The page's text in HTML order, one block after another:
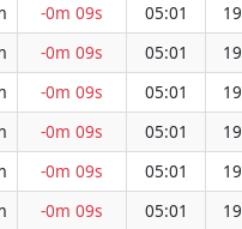
-0m 09s 05:01
-0m 09s 05:01
-0m 09s 05:01
-0m 09s 05:01
-0m 09s 05:01
-0m 09s 05:01